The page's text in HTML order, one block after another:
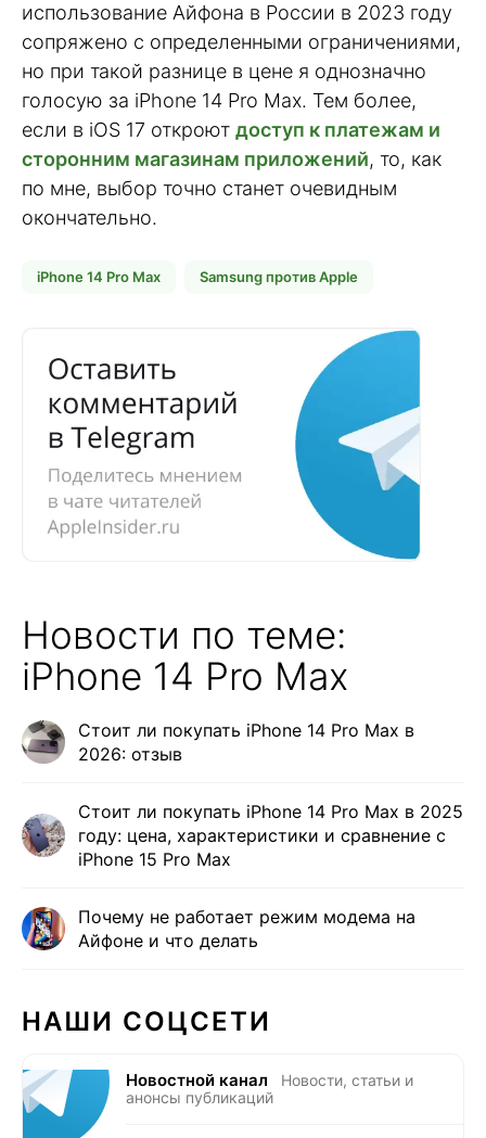
использование Айфона в России в 2023 году
сопряжено с определенными ограничениями,
но при такой разнице в цене я однозначно
голосую за iPhone 14 Pro Max. Тем более,
если в iOS 17 откроют доступ к платежам и
сторонним магазинам приложений, то, как
по мне, выбор точно станет очевидным
окончательно.
iPhone 14 Pro Max Samsung против Apple
Новости по теме:
iPhone 14 Pro Max
Стоит ли покупать iPhone 14 Pro Max в
2026: отзыв
Стоит ли покупать iPhone 14 Pro Max в 2025
году: цена, характеристики и сравнение с
iPhone 15 Pro Max
Почему не работает режим модема на
Айфоне и что делать
НАШИ СОЦСЕТИ
Новостной канал
Новости, статьи и
анонсы публикаций